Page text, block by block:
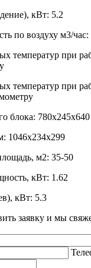
кВт: 5.2
по воздуху м3/час:
температур при
температур при
блока: 780х245х640
1046х234х299
м2: 35-50
кВт: 1.62
кВт: 5.3
заявку и мы